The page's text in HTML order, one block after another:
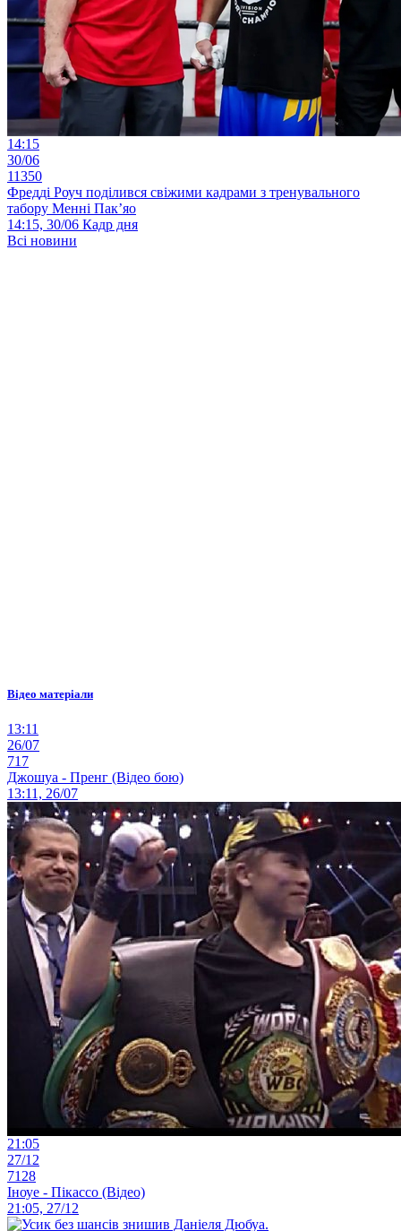
14:15
30/06
11350
Фредді Роуч поділився свіжими кадрами з тренувального
табору Менні Пак’яо
14:15, 30/06 Кадр дня
Всі новини
Відео матеріали
13:11
26/07
717
Джошуа - Пренг (Відео бою)
13:11, 26/07
21:05
27/12
7128
Іноуе - Пікассо (Відео)
21:05, 27/12